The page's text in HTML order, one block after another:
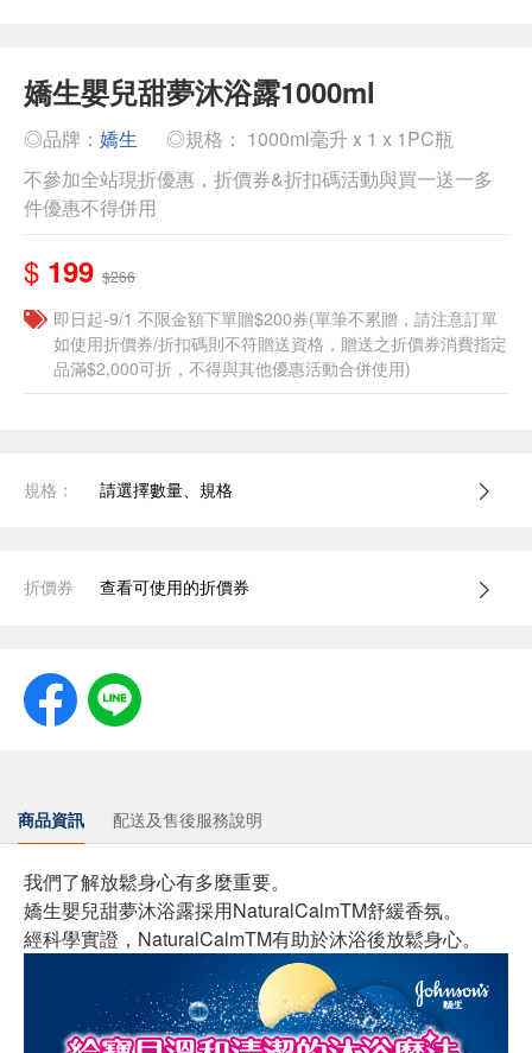
嬌生嬰兒甜夢沐浴露1000ml
◎品牌： 嬌生
◎規格： 1000ml毫升 x 1 x 1PC瓶
不參加全站現折優惠，折價券&折扣碼活動與買一送一多
件優惠不得併用
$ 199 $266
即日起-9/1 不限金額下單贈$200券(單筆不累贈，請注意訂單
如使用折價券/折扣碼則不符贈送資格，贈送之折價券消費指定
品滿$2,000可折，不得與其他優惠活動合併使用)
規格： 請選擇數量、規格
折價券 查看可使用的折價券
商品資訊 配送及售後服務說明
我們了解放鬆身心有多麼重要。
嬌生嬰兒甜夢沐浴露採用NaturalCalmTM舒緩香氛。
經科學實證，NaturalCalmTM有助於沐浴後放鬆身心。